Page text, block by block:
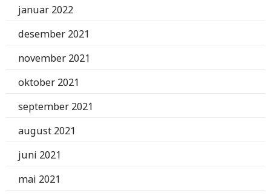
januar 2022
desember 2021
november 2021
oktober 2021
september 2021
august 2021
juni 2021
mai 2021